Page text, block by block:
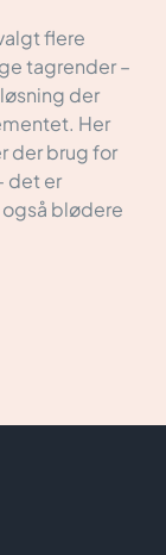
flere
tagrender –
der
Her
der brug for
det er
blødere